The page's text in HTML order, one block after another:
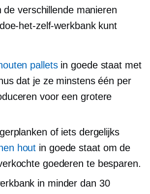
de verschillende manieren
het-zelf-werkbank kunt
pallets in goede staat met
dat je ze minstens één per
voor een grotere
of iets dergelijks
hout in goede staat om de
goederen te besparen.
in minder dan 30